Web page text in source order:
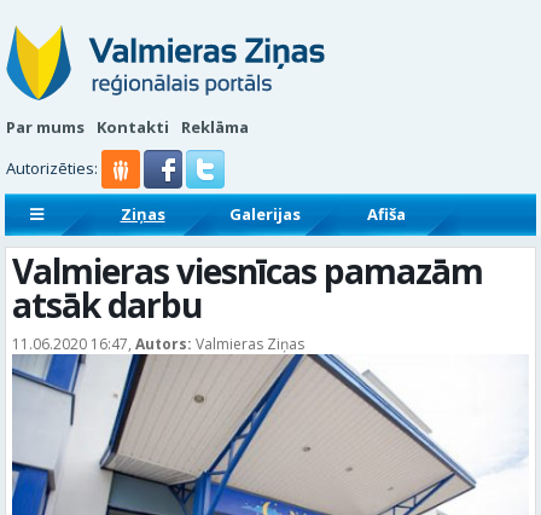
Par mums Kontakti
Reklāma
Autorizēties:
Ziņas Galerijas
Afiša
Sludinājumi
Reklāmraksti
Valmieras viesnīcas pamazām
atsāk darbu
11.06.2020 16:47, Autors: Valmieras Ziņas